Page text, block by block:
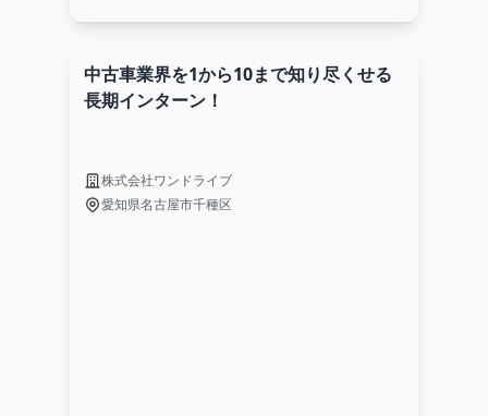
中古車業界を1から10まで知り尽くせる
長期インターン！
株式会社ワンドライブ
愛知県名古屋市千種区